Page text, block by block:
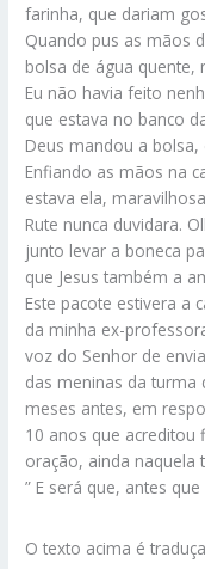
farinha, que dariam
Quando pus as mãos
bolsa de água quente,
Eu não havia feito
que estava no banco
Deus mandou a
Enfiando as mãos na
estava ela,
Rute nunca duvidara.
junto levar a boneca
que Jesus também a
Este pacote estivera a
da minha ex-
voz do Senhor de
das meninas da turma
meses antes, em
10 anos que acreditou
oração, ainda naquela
” E será que, antes
O texto acima é